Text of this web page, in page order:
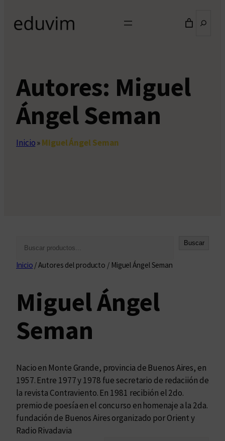
Autores: Miguel
Ángel Seman
Inicio»Miguel Ángel Seman
s
a
Buscar
Inicio / Autores del producto / Miguel Ángel Seman
Miguel Ángel
Seman
Nacio en Monte Grande, provincia de Buenos Aires, en
1957. Entre 1977 y 1978 fue secretario de redaciión de
la revista Contraviento. En 1981 recibión el 2do.
premio de poesía en el concurso en homenaje a la 2da.
fundación de Buenos Aires organizado por Orient y
Radio Rivadavia